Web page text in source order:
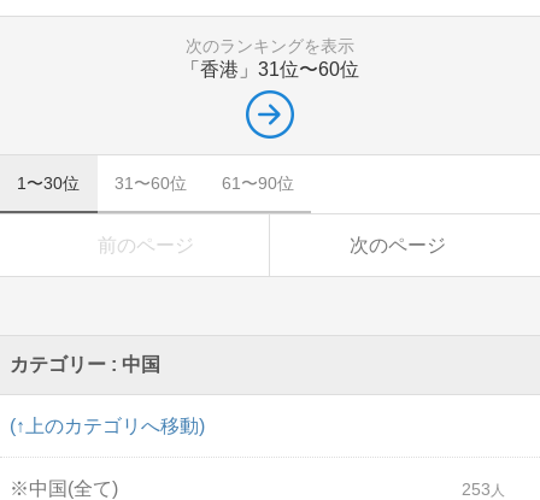
次のランキングを表示
「香港」 31位〜60位
1〜30位 31〜60位 61〜90位
前のページ 次のページ
カテゴリー : 中国
(↑上のカテゴリへ移動)
※中国(全て) 253